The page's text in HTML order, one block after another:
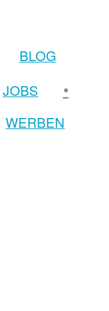
BLOG
JOBS •
WERBEN